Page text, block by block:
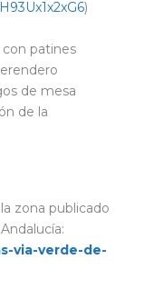
)
con patines
de mesa
de la
zona publicado
via-verde-de-